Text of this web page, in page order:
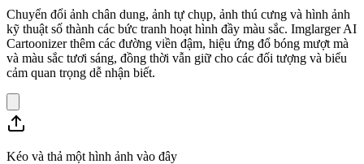
Chuyển đổi ảnh chân dung, ảnh tự chụp, ảnh thú cưng và hình ảnh
kỹ thuật số thành các bức tranh hoạt hình đầy màu sắc. Imglarger AI
Cartoonizer thêm các đường viền đậm, hiệu ứng đổ bóng mượt mà
và màu sắc tươi sáng, đồng thời vẫn giữ cho các đối tượng và biểu
cảm quan trọng dễ nhận biết.
Kéo và thả một hình ảnh vào đây